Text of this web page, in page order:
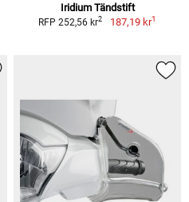
Iridium Tändstift
RFP 252,56 kr2 187,19 kr1